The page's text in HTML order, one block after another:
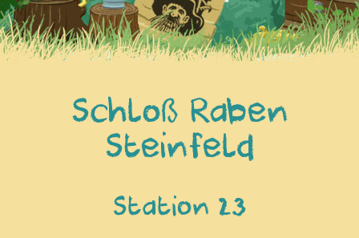
Schloß Raben
Steinfeld
Station 23